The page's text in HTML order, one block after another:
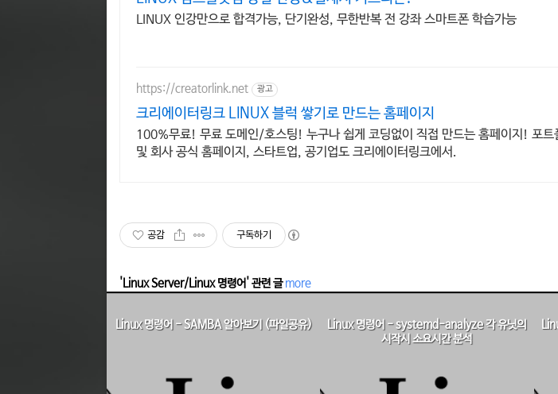
LINUX 인강만으로 합격가능, 단기완성, 무한반복 전 강좌 스마트폰 학습가능
https://creatorlink.net 광고
크리에이터링크 LINUX 블럭 쌓기로 만드는 홈페이지
100%무료! 무료 도메인/호스팅! 누구나 쉽게 코딩없이 직접 만드는 홈페이지! 포트
및 회사 공식 홈페이지, 스타트업, 공기업도 크리에이터링크에서.
공감 구독하기
'Linux Server/Linux 명령어' 관련 글 more
Linux 명령어 - SAMBA 알아보기 (파일공유)
Linux 명령어 - systemd-analyze 각 유닛의
시작시 소요시간 분석